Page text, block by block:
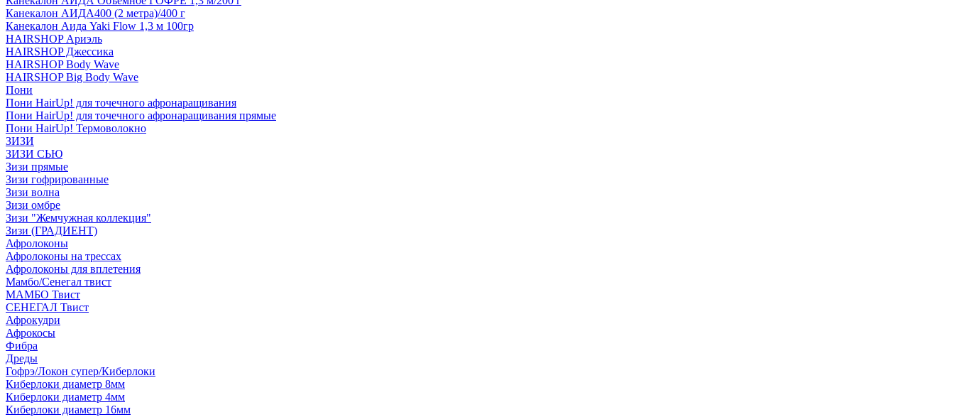
Канекалон АИДА400 (2 метра)/400 г
Канекалон Аида Yaki Flow 1,3 м 100гр
HAIRSHOP Ариэль
HAIRSHOP Джессика
HAIRSHOP Body Wave
HAIRSHOP Big Body Wave
Пони
Пони HairUp! для точечного афронаращивания
Пони HairUp! для точечного афронаращивания прямые
Пони HairUp! Термоволокно
ЗИЗИ
ЗИЗИ СЬЮ
Зизи прямые
Зизи гофрированные
Зизи волна
Зизи омбре
Зизи "Жемчужная коллекция"
Зизи (ГРАДИЕНТ)
Афролоконы
Афролоконы на трессах
Афролоконы для вплетения
Мамбо/Сенегал твист
МАМБО Твист
СЕНЕГАЛ Твист
Афрокудри
Афрокосы
Фибра
Дреды
Гофрэ/Локон супер/Киберлоки
Киберлоки диаметр 8мм
Киберлоки диаметр 4мм
Киберлоки диаметр 16мм